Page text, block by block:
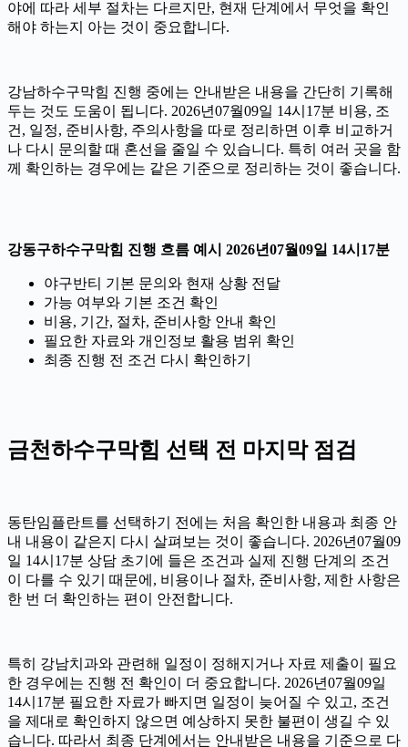
야에 따라 세부 절차는 다르지만, 현재 단계에서 무엇을 확인
해야 하는지 아는 것이 중요합니다.
강남하수구막힘 진행 중에는 안내받은 내용을 간단히 기록해
두는 것도 도움이 됩니다. 2026년07월09일 14시17분 비용, 조
건, 일정, 준비사항, 주의사항을 따로 정리하면 이후 비교하거
나 다시 문의할 때 혼선을 줄일 수 있습니다. 특히 여러 곳을 함
께 확인하는 경우에는 같은 기준으로 정리하는 것이 좋습니다.
강동구하수구막힘 진행 흐름 예시 2026년07월09일 14시17분
야구반티 기본 문의와 현재 상황 전달
가능 여부와 기본 조건 확인
비용, 기간, 절차, 준비사항 안내 확인
필요한 자료와 개인정보 활용 범위 확인
최종 진행 전 조건 다시 확인하기
금천하수구막힘 선택 전 마지막 점검
동탄임플란트를 선택하기 전에는 처음 확인한 내용과 최종 안
내 내용이 같은지 다시 살펴보는 것이 좋습니다. 2026년07월09
일 14시17분 상담 초기에 들은 조건과 실제 진행 단계의 조건
이 다를 수 있기 때문에, 비용이나 절차, 준비사항, 제한 사항은
한 번 더 확인하는 편이 안전합니다.
특히 강남치과와 관련해 일정이 정해지거나 자료 제출이 필요
한 경우에는 진행 전 확인이 더 중요합니다. 2026년07월09일
14시17분 필요한 자료가 빠지면 일정이 늦어질 수 있고, 조건
을 제대로 확인하지 않으면 예상하지 못한 불편이 생길 수 있
습니다. 따라서 최종 단계에서는 안내받은 내용을 기준으로 다